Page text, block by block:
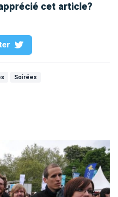
cet article?
Soirées